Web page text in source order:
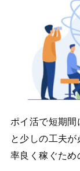
ポイ活で短期間
と少しの工夫
率良く稼ぐため